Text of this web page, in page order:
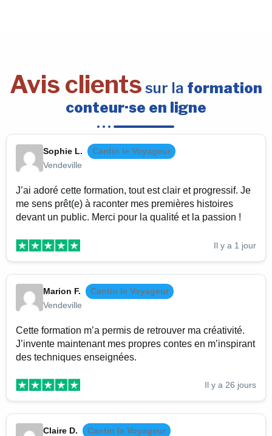
Avis clients sur la formation
conteur·se en ligne
Sophie L.
Cantin le Voyageur
Vendeville
J’ai adoré cette formation, tout est clair et progressif. Je
me sens prêt(e) à raconter mes premières histoires
devant un public. Merci pour la qualité et la passion !
Il y a 1 jour
Marion F.
Cantin le Voyageur
Vendeville
Cette formation m’a permis de retrouver ma créativité.
J’invente maintenant mes propres contes en m’inspirant
des techniques enseignées.
Il y a 26 jours
Claire D.
Cantin le Voyageur